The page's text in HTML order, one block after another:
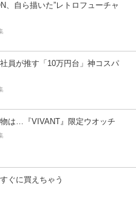
、自ら描いた”レトロフューチャ
社員が推す「10万円台」神コスパ
は…『VIVANT』限定ウオッチ
ぐに買えちゃう